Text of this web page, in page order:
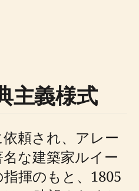
主義様式
頼され、アレー
な建築家ルイー
揮のもと、1805